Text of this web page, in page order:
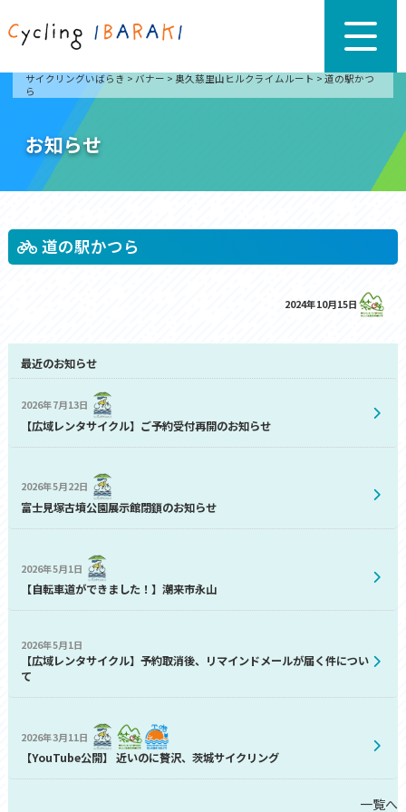
サイクリングいばらき > バナー > 奥久慈里山ヒルクライムルート > 道の駅かつ
ら
お知らせ
道の駅かつら
2024年10月15日
最近のお知らせ
2026年7月13日
【広域レンタサイクル】ご予約受付再開のお知らせ
2026年5月22日
富士見塚古墳公園展示館閉鎖のお知らせ
2026年5月1日
【自転車道ができました！】潮来市永山
2026年5月1日
【広域レンタサイクル】予約取消後、リマインドメールが届く件につい
て
2026年3月11日
【YouTube公開】 近いのに贅沢、茨城サイクリング
一覧へ